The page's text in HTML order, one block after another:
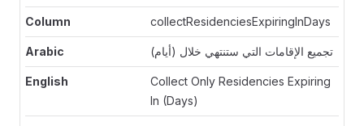
collectResidenciesExpiringInDays
تجميع الإقامات التي ستنتهي خلال (أيام)
Collect Only Residencies Expiring
In (Days)